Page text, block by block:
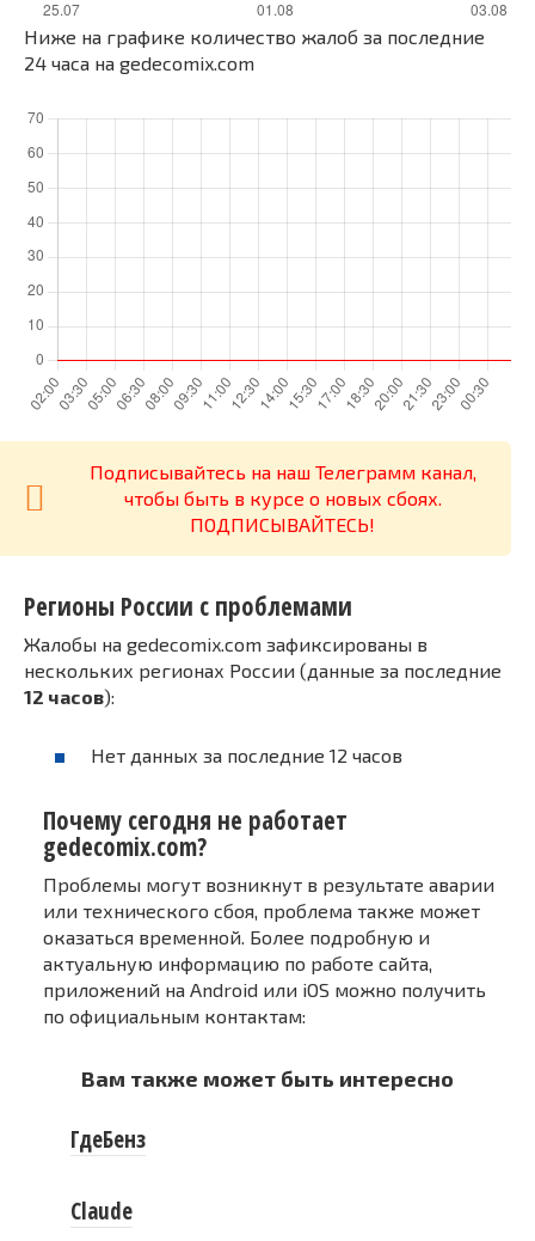
Ниже на графике количество жалоб за последние
24 часа на gedecomix.com
Подписывайтесь на наш Телеграмм канал,
чтобы быть в курсе о новых сбоях.
ПОДПИСЫВАЙТЕСЬ!
Регионы России с проблемами
Жалобы на gedecomix.com зафиксированы в
нескольких регионах России (данные за последние
12 часов):
Нет данных за последние 12 часов
Почему сегодня не работает
gedecomix.com?
Проблемы могут возникнут в результате аварии
или технического сбоя, проблема также может
оказаться временной. Более подробную и
актуальную информацию по работе сайта,
приложений на Android или iOS можно получить
по официальным контактам:
Вам также может быть интересно
ГдеБенз
Claude